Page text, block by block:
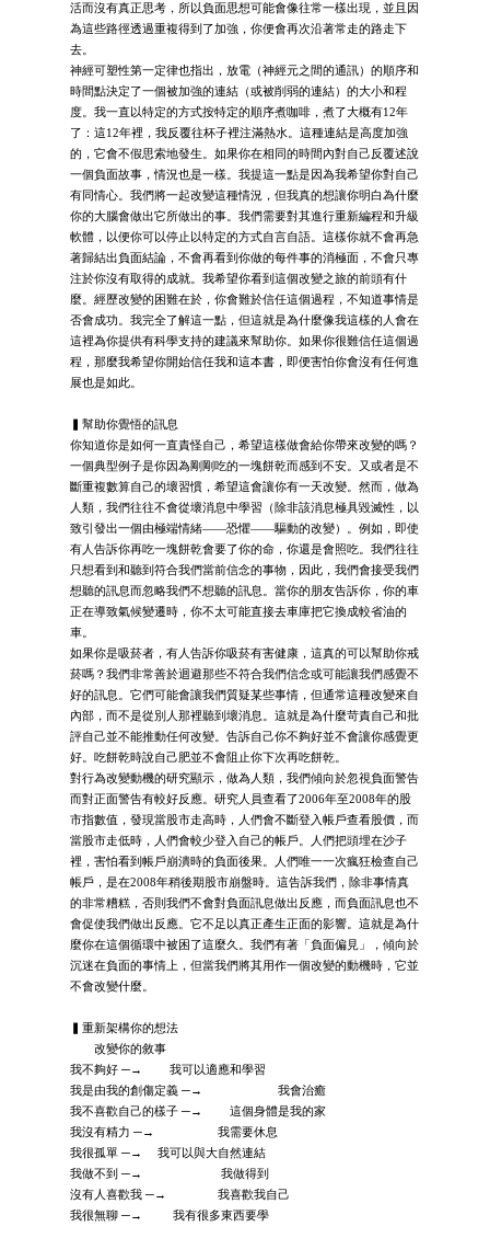
活而沒有真正思考，所以負面思想可能會像往常一樣出現，並且因
為這些路徑透過重複得到了加強，你便會再次沿著常走的路走下
去。
神經可塑性第一定律也指出，放電（神經元之間的通訊）的順序和
時間點決定了一個被加強的連結（或被削弱的連結）的大小和程
度。我一直以特定的方式按特定的順序煮咖啡，煮了大概有12年
了：這12年裡，我反覆往杯子裡注滿熱水。這種連結是高度加強
的，它會不假思索地發生。如果你在相同的時間內對自己反覆述說
一個負面故事，情況也是一樣。我提這一點是因為我希望你對自己
有同情心。我們將一起改變這種情況，但我真的想讓你明白為什麼
你的大腦會做出它所做出的事。我們需要對其進行重新編程和升級
軟體，以便你可以停止以特定的方式自言自語。這樣你就不會再急
著歸結出負面結論，不會再看到你做的每件事的消極面，不會只專
注於你沒有取得的成就。我希望你看到這個改變之旅的前頭有什
麼。經歷改變的困難在於，你會難於信任這個過程，不知道事情是
否會成功。我完全了解這一點，但這就是為什麼像我這樣的人會在
這裡為你提供有科學支持的建議來幫助你。如果你很難信任這個過
程，那麼我希望你開始信任我和這本書，即便害怕你會沒有任何進
展也是如此。
▍幫助你覺悟的訊息
你知道你是如何一直責怪自己，希望這樣做會給你帶來改變的嗎？
一個典型例子是你因為剛剛吃的一塊餅乾而感到不安。又或者是不
斷重複數算自己的壞習慣，希望這會讓你有一天改變。然而，做為
人類，我們往往不會從壞消息中學習（除非該消息極具毀滅性，以
致引發出一個由極端情緒——恐懼——驅動的改變）。例如，即使
有人告訴你再吃一塊餅乾會要了你的命，你還是會照吃。我們往往
只想看到和聽到符合我們當前信念的事物，因此，我們會接受我們
想聽的訊息而忽略我們不想聽的訊息。當你的朋友告訴你，你的車
正在導致氣候變遷時，你不太可能直接去車庫把它換成較省油的
車。
如果你是吸菸者，有人告訴你吸菸有害健康，這真的可以幫助你戒
菸嗎？我們非常善於迴避那些不符合我們信念或可能讓我們感覺不
好的訊息。它們可能會讓我們質疑某些事情，但通常這種改變來自
內部，而不是從別人那裡聽到壞消息。這就是為什麼苛責自己和批
評自己並不能推動任何改變。告訴自己你不夠好並不會讓你感覺更
好。吃餅乾時說自己肥並不會阻止你下次再吃餅乾。
對行為改變動機的研究顯示，做為人類，我們傾向於忽視負面警告
而對正面警告有較好反應。研究人員查看了2006年至2008年的股
市指數值，發現當股市走高時，人們會不斷登入帳戶查看股價，而
當股市走低時，人們會較少登入自己的帳戶。人們把頭埋在沙子
裡，害怕看到帳戶崩潰時的負面後果。人們唯一一次瘋狂檢查自己
帳戶，是在2008年稍後期股市崩盤時。這告訴我們，除非事情真
的非常糟糕，否則我們不會對負面訊息做出反應，而負面訊息也不
會促使我們做出反應。它不足以真正產生正面的影響。這就是為什
麼你在這個循環中被困了這麼久。我們有著「負面偏見」，傾向於
沉迷在負面的事情上，但當我們將其用作一個改變的動機時，它並
不會改變什麼。
▍重新架構你的想法
改變你的敘事
我不夠好 ─→ 我可以適應和學習
我是由我的創傷定義 ─→ 我會治癒
我不喜歡自己的樣子 ─→ 這個身體是我的家
我沒有精力 ─→ 我需要休息
我很孤單 ─→ 我可以與大自然連結
我做不到 ─→ 我做得到
沒有人喜歡我 ─→ 我喜歡我自己
我很無聊 ─→ 我有很多東西要學